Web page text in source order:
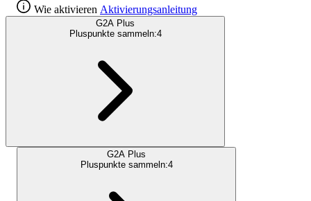
Wie aktivieren Aktivierungsanleitung
G2A Plus
Pluspunkte sammeln:4
G2A Plus
Pluspunkte sammeln:4